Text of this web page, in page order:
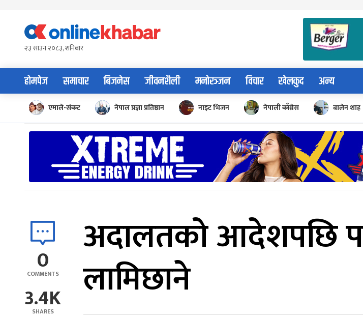
content२३ साउन २०८३, शनिबार
होमपेज समाचार बिजनेस जीवनशैली मनोरञ्जन विचार खेलकुद अन्य
एमाले-संकट नेपाल प्रज्ञा प्रतिष्ठान नाइट भिजन नेपाली काँग्रेस बालेन शाह
0
COMMENTS
3.4K
SHARES
अदालतको आदेशपछि
लामिछाने